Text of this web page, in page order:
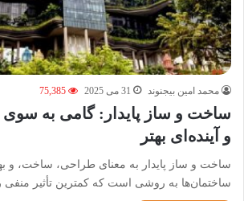
محمد امین بیجنوند 31 می 2025 75,385
ساخت و ساز پایدار: گامی به
و آینده‌ای بهتر
ساخت و ساز پایدار به معنای طراحی، ساخت، و
ساختمان‌ها به روشی است که کمترین تأثیر منفی